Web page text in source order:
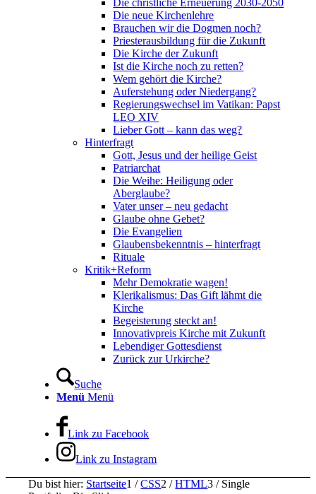
Die christliche Erneuerung 2030-2050
Die neue Kirchenlehre
Brauchen wir die Dogmen noch?
Priesterausbildung für die Zukunft
Die Kirche der Zukunft
Ist die Kirche noch zu retten?
Wem gehört die Kirche?
Auferstehung oder Niedergang?
Regierungswechsel im Vatikan: Papst
LEO XIV
Lieber Gott – kann das weg?
Hinterfragt
Gott, Jesus und der heilige Geist
Patriarchat
Die Weihe: Heiligung oder
Aberglaube?
Vater unser – neu gedacht
Glaube ohne Gebet?
Die Evangelien
Glaubensbekenntnis – hinterfragt
Rituale
Kritik+Reform
Mehr Demokratie wagen!
Klerikalismus: Das Gift lähmt die
Kirche
Begeisterung steckt an!
Innovativpreis Kirche mit Zukunft
Lebendiger Gottesdienst
Zurück zur Urkirche?
Suche
Menü Menü
Link zu Facebook
Link zu Instagram
Du bist hier: Startseite1 / CSS2 / HTML3 / Single